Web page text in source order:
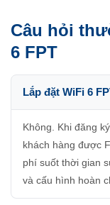
Câu hỏi
6 FPT
Lắp đặt WiFi 6
Không. Khi đăng
khách hàng được
phí suốt thời gian
và cấu hình hoàn